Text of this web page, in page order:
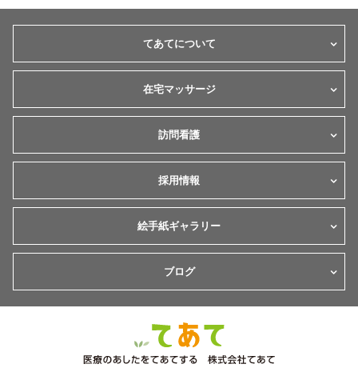
てあてについて
在宅マッサージ
訪問看護
採用情報
絵手紙ギャラリー
ブログ